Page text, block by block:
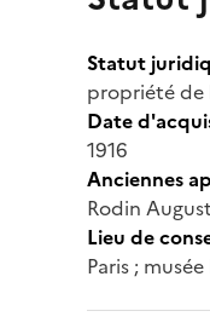
Statut
propriété de
Date
1916
Anciennes
Rodin
Lieu de
Paris ;